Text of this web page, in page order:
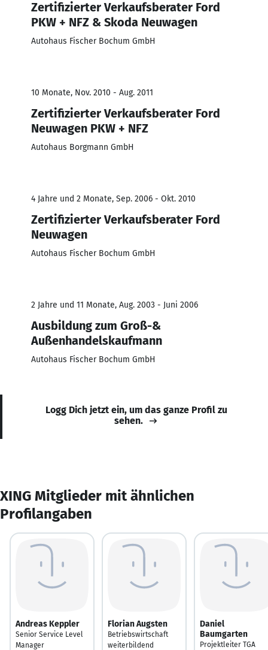
Zertifizierter Verkaufsberater Ford
PKW + NFZ & Skoda Neuwagen
Autohaus Fischer Bochum GmbH
10 Monate, Nov. 2010 - Aug. 2011
Zertifizierter Verkaufsberater Ford
Neuwagen PKW + NFZ
Autohaus Borgmann GmbH
4 Jahre und 2 Monate, Sep. 2006 - Okt. 2010
Zertifizierter Verkaufsberater Ford
Neuwagen
Autohaus Fischer Bochum GmbH
2 Jahre und 11 Monate, Aug. 2003 - Juni 2006
Ausbildung zum Groß-&
Außenhandelskaufmann
Autohaus Fischer Bochum GmbH
Logg Dich jetzt ein, um das ganze Profil zu
sehen.
XING Mitglieder mit ähnlichen
Profilangaben
Andreas Keppler
Senior Service Level
Manager
Florian Augsten
Betriebswirtschaft
weiterbildend
Daniel
Baumgarten
Projektleiter TGA